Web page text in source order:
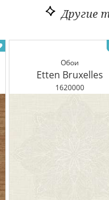
Другие
Обои
Etten Bruxelles
1620000